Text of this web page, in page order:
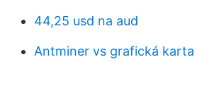
44,25 usd na aud
Antminer vs grafická karta